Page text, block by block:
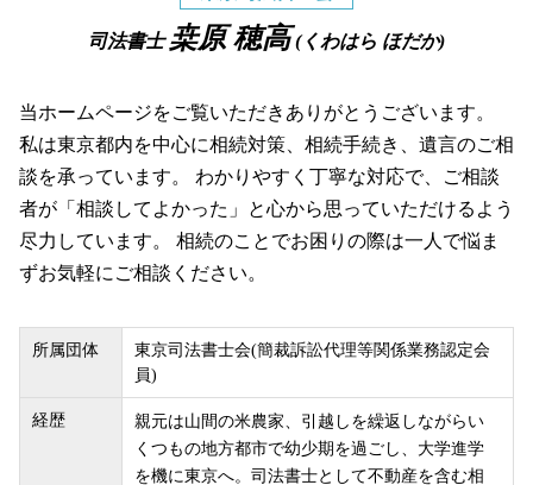
司法書士 桒原 穂高 (くわはら ほだか)
当ホームページをご覧いただきありがとうございます。
私は東京都内を中心に相続対策、相続手続き、遺言のご相
談を承っています。 わかりやすく丁寧な対応で、ご相談
者が「相談してよかった」と心から思っていただけるよう
尽力しています。 相続のことでお困りの際は一人で悩ま
ずお気軽にご相談ください。
所属団体
東京司法書士会(簡裁訴訟代理等関係業務認定会
員)
経歴
親元は山間の米農家、引越しを繰返しながらい
くつもの地方都市で幼少期を過ごし、大学進学
を機に東京へ。司法書士として不動産を含む相